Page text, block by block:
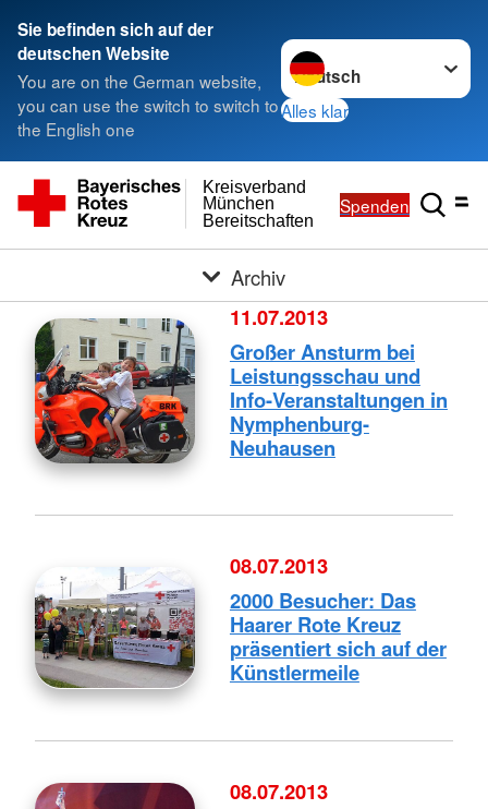
Sie befinden sich auf der
deutschen Website
You are on the German website,
you can use the switch to switch to
the English one
Sprache wechseln zu
Alles klar
Bereitschaften
München
Kreisverband
Spenden
Archiv
11.07.2013
Großer Ansturm bei
Leistungsschau und
Info-Veranstaltungen in
Nymphenburg-
Neuhausen
08.07.2013
2000 Besucher: Das
Haarer Rote Kreuz
präsentiert sich auf der
Künstlermeile
08.07.2013